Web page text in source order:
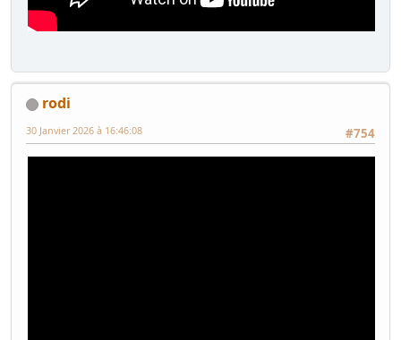
rodi
#754
30 Janvier 2026 à 16:46:08